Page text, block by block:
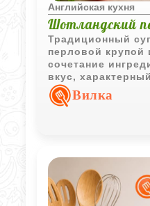
Английская кухня
Шотландский
Традиционный
перловой
сочетание
вкус,
кухни.Вилка